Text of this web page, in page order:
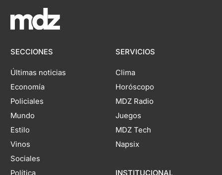
SECCIONES
Últimas noticias
Economía
Policiales
Mundo
Estilo
Vinos
Sociales
Política
SERVICIOS
Clima
Horóscopo
MDZ Radio
Juegos
MDZ Tech
Napsix
INSTITUCIONAL